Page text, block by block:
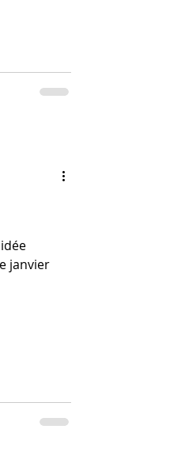
janvier